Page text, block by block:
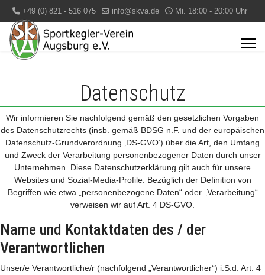
+49 (0) 821 - 516 075 info@skva.de Mi. 18:00 - 20:00 Uhr
Datenschutz
Wir informieren Sie nachfolgend gemäß den gesetzlichen Vorgaben
des Datenschutzrechts (insb. gemäß BDSG n.F. und der europäischen
Datenschutz-Grundverordnung ‚DS-GVO‘) über die Art, den Umfang
und Zweck der Verarbeitung personenbezogener Daten durch unser
Unternehmen. Diese Datenschutzerklärung gilt auch für unsere
Websites und Sozial-Media-Profile. Bezüglich der Definition von
Begriffen wie etwa „personenbezogene Daten“ oder „Verarbeitung“
verweisen wir auf Art. 4 DS-GVO.
Name und Kontaktdaten des / der
Verantwortlichen
Unser/e Verantwortliche/r (nachfolgend „Verantwortlicher“) i.S.d. Art. 4